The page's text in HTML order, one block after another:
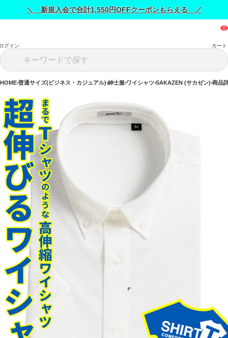
＼ 新規入会で合計1,550円OFFクーポンもらえる ／
グイン カート
HOME 普通サイズ(ビジネス・カジュアル) 紳士服 ワイシャツ SAKAZEN (サカゼン) 商品